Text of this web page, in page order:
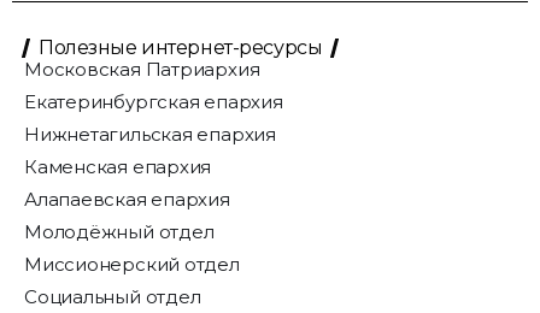
Полезные интернет-ресурсы
Московская Патриархия
Екатеринбургская епархия
Нижнетагильская епархия
Каменская епархия
Алапаевская епархия
Молодёжный отдел
Миссионерский отдел
Социальный отдел